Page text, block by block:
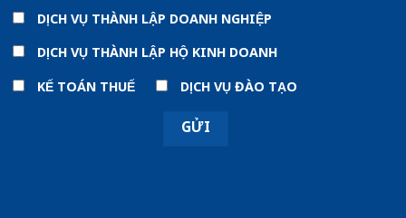
DỊCH VỤ THÀNH LẬP DOANH NGHIỆP
DỊCH VỤ THÀNH LẬP HỘ KINH DOANH
KẾ TOÁN THUẾ
DỊCH VỤ ĐÀO TẠO